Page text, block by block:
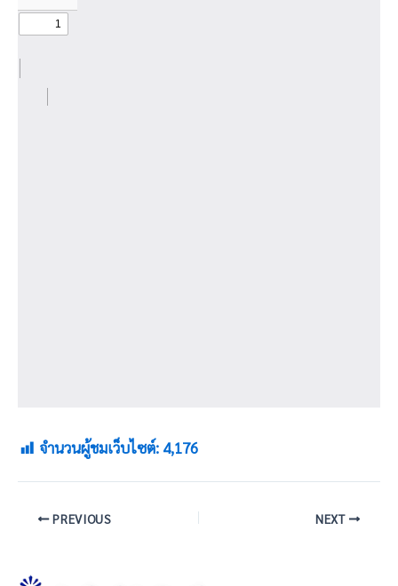
จำนวนผู้ชมเว็บไซต์: 4,176
PREVIOUS NEXT